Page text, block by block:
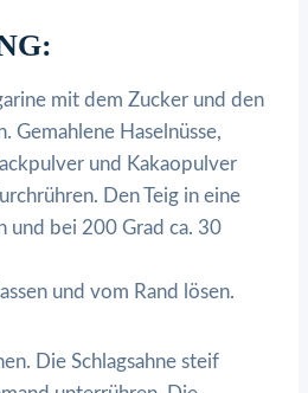
mit dem Zucker und den
Gemahlene Haselnüsse,
und Kakaopulver
Den Teig in eine
und bei 200 Grad ca. 30
und vom Rand lösen.
Die Schlagsahne steif